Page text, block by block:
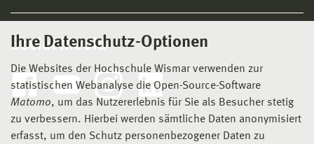
Ihre Datenschutz-Optionen
Die Websites der Hochschule Wismar verwenden zur
statistischen Webanalyse die Open-Source-Software
Matomo, um das Nutzererlebnis für Sie als Besucher stetig
zu verbessern. Hierbei werden sämtliche Daten anonymisiert
erfasst, um den Schutz personenbezogener Daten zu
Social Media